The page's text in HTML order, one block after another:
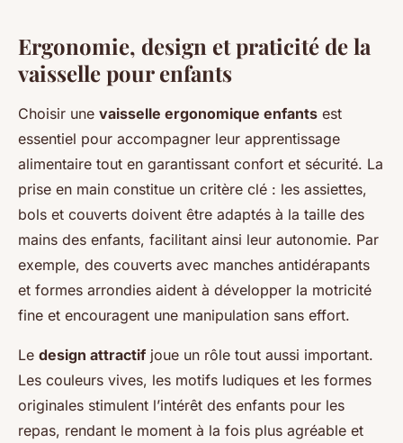
Ergonomie, design et praticité de la
vaisselle pour enfants
Choisir une vaisselle ergonomique enfants est
essentiel pour accompagner leur apprentissage
alimentaire tout en garantissant confort et sécurité. La
prise en main constitue un critère clé : les assiettes,
bols et couverts doivent être adaptés à la taille des
mains des enfants, facilitant ainsi leur autonomie. Par
exemple, des couverts avec manches antidérapants
et formes arrondies aident à développer la motricité
fine et encouragent une manipulation sans effort.
Le design attractif joue un rôle tout aussi important.
Les couleurs vives, les motifs ludiques et les formes
originales stimulent l’intérêt des enfants pour les
repas, rendant le moment à la fois plus agréable et